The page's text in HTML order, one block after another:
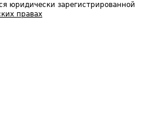
юридически зарегистрированной
правах